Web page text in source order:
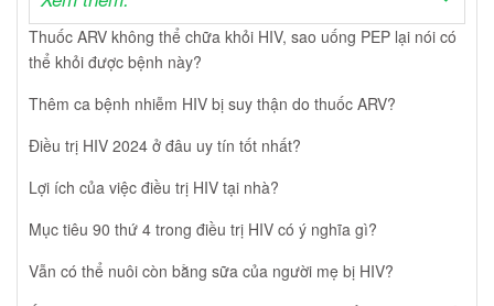
Thuốc ARV không thể chữa khỏi HIV, sao uống PEP lại nói có
thể khỏi được bệnh này?
Thêm ca bệnh nhiễm HIV bị suy thận do thuốc ARV?
Điều trị HIV 2024 ở đâu uy tín tốt nhất?
Lợi ích của việc điều trị HIV tại nhà?
Mục tiêu 90 thứ 4 trong điều trị HIV có ý nghĩa gì?
Vẫn có thể nuôi còn bằng sữa của người mẹ bị HIV?